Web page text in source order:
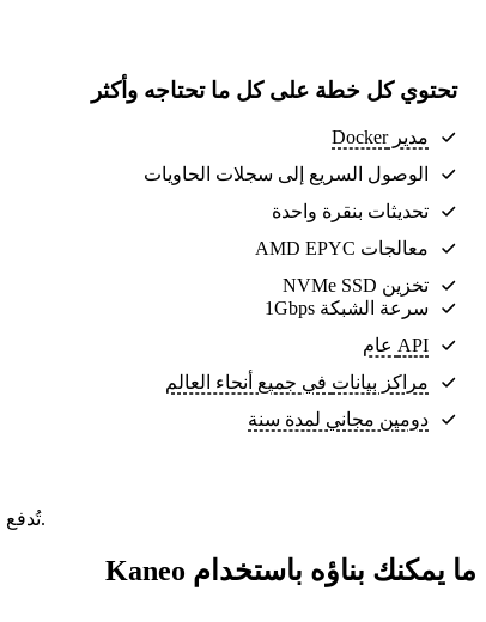
تحتوي كل خطة على كل ما تحتاجه وأكثر
مدير Docker
الوصول السريع إلى سجلات الحاويات
تحديثات بنقرة واحدة
معالجات AMD EPYC
تخزين NVMe SSD
سرعة الشبكة 1Gbps
API عام
مراكز بيانات في جميع أنحاء العالم
دومين مجاني لمدة سنة
تُدفع جميع الباقات مقدمًا. السعر الشهري هو إجمالي سعر الباقة مقسومًا على عدد أشهر الباقة.
ما يمكنك بناؤه باستخدام Kaneo